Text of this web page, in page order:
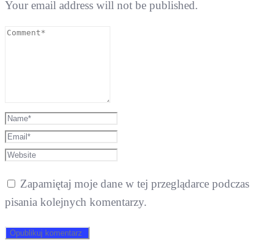
Your email address will not be published.
Zapamiętaj moje dane w tej przeglądarce podczas
pisania kolejnych komentarzy.